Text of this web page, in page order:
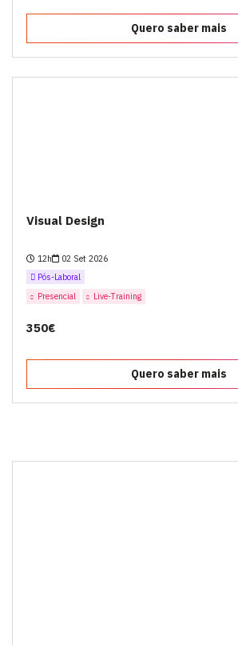
Quero saber mais
Visual Design
12h
02 Set 2026
Pós-Laboral
Presencial
Live-Training
350€
Quero saber mais